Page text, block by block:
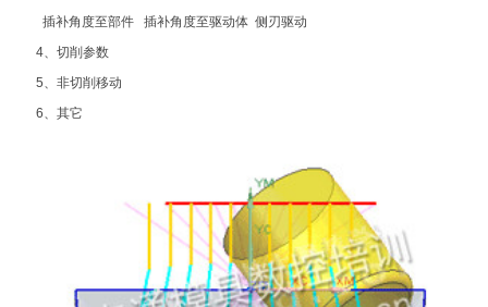
插补角度至部件 插补角度至驱动体 侧刃驱动
4、切削参数
5、非切削移动
6、其它